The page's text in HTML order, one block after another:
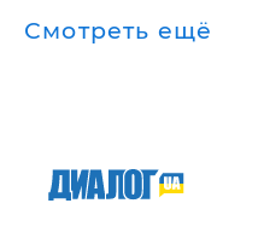
Смотреть ещё